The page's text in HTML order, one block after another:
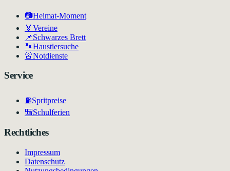
📷Heimat-Moment
🏅 Vereine
📌Schwarzes Brett
🐾Haustiersuche
🚨Notdienste
Service
⛽Spritpreise
🎒Schulferien
Rechtliches
Impressum
Datenschutz